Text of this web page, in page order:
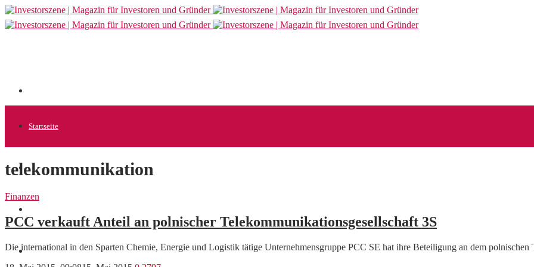
Startseite
Allgemein
News
telekommunikation
Finanzen
PCC verkauft Anteil an polnischer Telekommunikationsgesellschaft 3S
Die international in den Sparten Chemie, Energie und Logistik tätige Unternehmensgruppe PCC SE hat ihre Beteiligung an dem